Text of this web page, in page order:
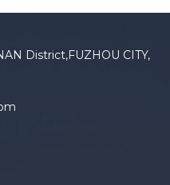
District,FUZHOU CITY,